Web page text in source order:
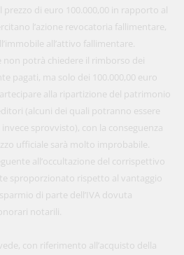
di euro 100.000,00 in rapporto al
l’azione revocatoria fallimentare,
all’attivo fallimentare.
non potrà chiedere il rimborso dei
pagati, ma solo dei 100.000,00 euro
alla ripartizione del patrimonio
(alcuni dei quali potranno essere
sprovvisto), con la conseguenza
ufficiale sarà molto improbabile.
all’occultazione del corrispettivo
sproporzionato rispetto al vantaggio
di parte dell’IVA dovuta
notarili.
con riferimento all’acquisto della